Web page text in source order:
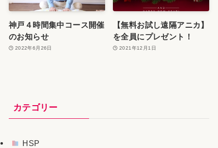
神戸４時間集中コース開催
のお知らせ
2022年6月26日
【無料お試し遠隔アニカ】
を全員にプレゼント！
2021年12月1日
カテゴリー
HSP